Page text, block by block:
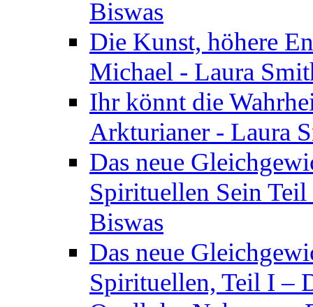
Biswas
Die Kunst, höhere
Michael - Laura
Ihr könnt die
Arkturianer - Laura
Das neue
Spirituellen Sein
Biswas
Das neue
Spirituellen, Teil I –